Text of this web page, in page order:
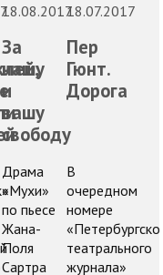
18.08.2017
За
нашу
и
вашу
свободу
Драма
«Мухи»
по пьесе
Жана-
Поля
Сартра
18.07.2017
Пер
Гюнт.
Дорога
В
очередном
номере
театрального
журнала»